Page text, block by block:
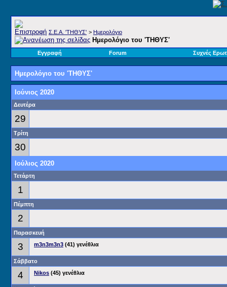
Σ.E.A. 'ΤΗΘΥΣ' > Ημερολόγιο
Ημερολόγιο του 'ΤΗΘΥΣ'
Εγγραφή Forum Συχνές
Ημερολόγιο του 'ΤΗΘΥΣ'
Ιούνιος 2020
Δευτέρα
29
Τρίτη
30
Ιούλιος 2020
Τετάρτη
1
Πέμπτη
2
Παρασκευή
3 m3n3m3n3 (41) γενέθλια
Σάββατο
4 Nikos (45) γενέθλια